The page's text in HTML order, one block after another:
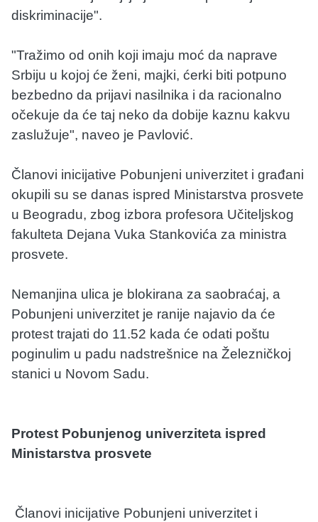
diskriminacije".
"Tražimo od onih koji imaju moć da naprave
Srbiju u kojoj će ženi, majki, ćerki biti potpuno
bezbedno da prijavi nasilnika i da racionalno
očekuje da će taj neko da dobije kaznu kakvu
zaslužuje", naveo je Pavlović.
Članovi inicijative Pobunjeni univerzitet i građani
okupili su se danas ispred Ministarstva prosvete
u Beogradu, zbog izbora profesora Učiteljskog
fakulteta Dejana Vuka Stankovića za ministra
prosvete.
Nemanjina ulica je blokirana za saobraćaj, a
Pobunjeni univerzitet je ranije najavio da će
protest trajati do 11.52 kada će odati poštu
poginulim u padu nadstrešnice na Železničkoj
stanici u Novom Sadu.
Protest Pobunjenog univerziteta ispred
Ministarstva prosvete
Članovi inicijative Pobunjeni univerzitet i